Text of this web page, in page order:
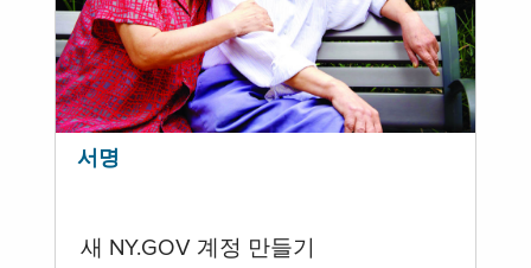
서명
새 NY.GOV 계정 만들기